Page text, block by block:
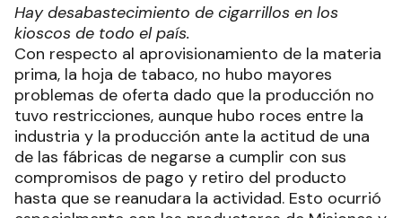
Hay desabastecimiento de cigarrillos en los
kioscos de todo el país.
Con respecto al aprovisionamiento de la materia
prima, la hoja de tabaco, no hubo mayores
problemas de oferta dado que la producción no
tuvo restricciones, aunque hubo roces entre la
industria y la producción ante la actitud de una
de las fábricas de negarse a cumplir con sus
compromisos de pago y retiro del producto
hasta que se reanudara la actividad. Esto ocurrió